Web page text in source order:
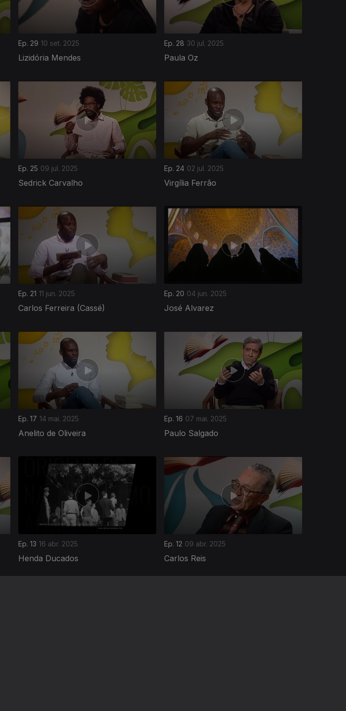
Ep. 29 10 set. 2025
Lizidória Mendes
Ep. 28 30 jul. 2025
Paula Oz
Ep. 25 09 jul. 2025
Sedrick Carvalho
Ep. 24 02 jul. 2025
Virgília Ferrão
Ep. 21 11 jun. 2025
Carlos Ferreira (Cassé)
Ep. 20 04 jun. 2025
José Alvarez
Ep. 17 14 mai. 2025
Anelito de Oliveira
Ep. 16 07 mai. 2025
Paulo Salgado
Ep. 13 16 abr. 2025
Henda Ducados
Ep. 12 09 abr. 2025
Carlos Reis